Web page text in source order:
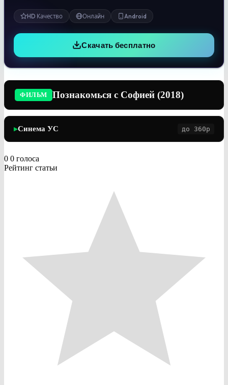
HD Качество Онлайн Android
Скачать бесплатно
ФИЛЬМ Познакомься с Софией (2018)
▶Синема УС до 360p
0 0 голоса
Рейтинг статьи